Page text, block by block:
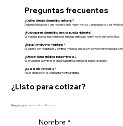
Preguntas frecuentes
¿Cuál es el mejor plan médico en Manatí?
Depende del acceso que necesite en la región norte, su presupuesto y los
¿Puedo usar mi plan médico en otros pueblos del norte?
Sí, muchos planes incluyen redes amplias en toda la región norte de Puerto Rico.
¿Manatí tiene buenos hospitales?
Sí, cuenta con hospitales y centros médicos que sirven como referencia para el
¿Ofrecen planes médicos para empresas?
Sí, ayudamos a empresas del área norte a comparar planes grupales.
¿La asesoría tiene costo?
No, la orientación es completamente gratuita.
¿Listo para cotizar?
Sin costo, sin compromiso, al instante.
Nombre *